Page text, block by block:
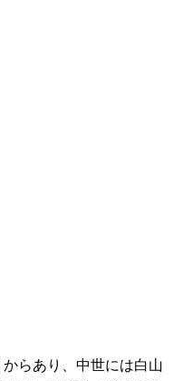
らあり、中世には白山